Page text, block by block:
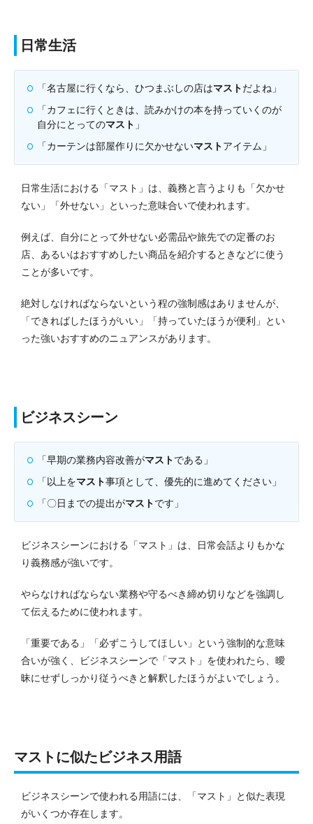
日常生活
「名古屋に行くなら、ひつまぶしの店はマストだよね」
「カフェに行くときは、読みかけの本を持っていくのが
自分にとってのマスト 」
「カーテンは部屋作りに欠かせないマストアイテム」
日常生活における「マスト」は、義務と言うよりも「欠かせ
ない」「外せない」といった意味合いで使われます。
例えば、自分にとって外せない必需品や旅先での定番のお
店、あるいはおすすめしたい商品を紹介するときなどに使う
ことが多いです。
絶対しなければならないという程の強制感はありませんが、
「できればしたほうがいい」「持っていたほうが便利」とい
った強いおすすめのニュアンスがあります。
ビジネスシーン
「早期の業務内容改善がマストである」
「以上をマスト事項として、優先的に進めてください」
「〇日までの提出がマストです」
ビジネスシーンにおける「マスト」は、日常会話よりもかな
り義務感が強いです。
やらなければならない業務や守るべき締め切りなどを強調し
て伝えるために使われます。
「重要である」「必ずこうしてほしい」という強制的な意味
合いが強く、ビジネスシーンで「マスト」を使われたら、曖
昧にせずしっかり従うべきと解釈したほうがよいでしょう。
マストに似たビジネス用語
ビジネスシーンで使われる用語には、「マスト」と似た表現
がいくつか存在します。